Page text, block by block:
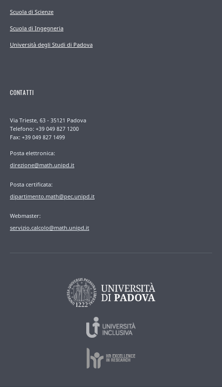
Scuola di Scienze
Scuola di Ingegneria
Università degli Studi di Padova
CONTATTI
Via Trieste, 63 - 35121 Padova
Telefono: +39 049 827 1200
Fax: +39 049 827 1499
Posta elettronica:
direzione@math.unipd.it
Posta certificata:
dipartimento.math@pec.unipd.it
Webmaster:
servizio.calcolo@math.unipd.it